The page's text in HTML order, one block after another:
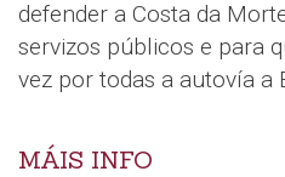
defender a Costa da
servizos públicos e para
vez por todas a autovía a
MÁIS INFO